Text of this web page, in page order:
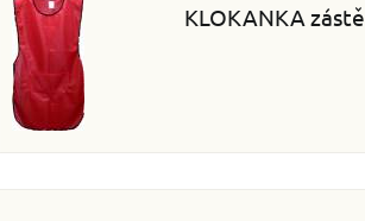
KLOKANKA